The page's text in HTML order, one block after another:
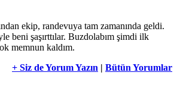
ekip, randevuya tam zamanında geldi.
beni şaşırttılar. Buzdolabım şimdi ilk
memnun kaldım.
+ Siz de Yorum Yazın | Bütün Yorumlar